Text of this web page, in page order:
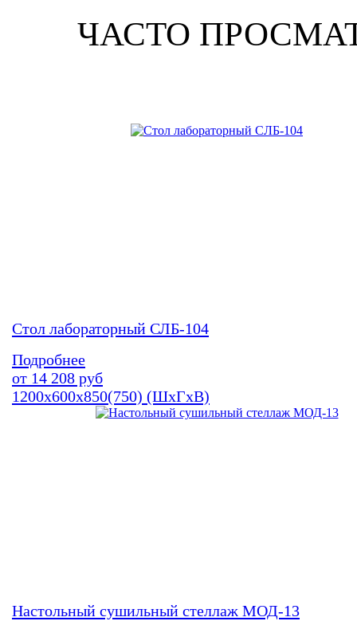
ЧАСТО
Стол лабораторный СЛБ-104
Подробнее
от 14 208 руб
1200х600х850(750) (ШхГхВ)
Настольный сушильный стеллаж МОД-13